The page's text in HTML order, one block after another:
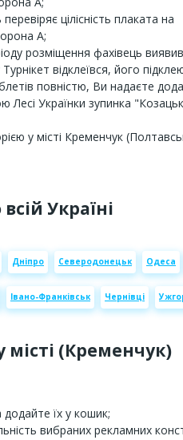
цілісність плаката на
А;
розміщення фахівець
відклеївся, його
повністю, Ви надаєте
Лесі Українки зупинка
у місті Кременчук
Україні
Дніпро Северодонецьк Одеса
Івано-Франківськ Чернівці
місті (Кременчук)
додайте їх у кошик;
вибраних рекламних